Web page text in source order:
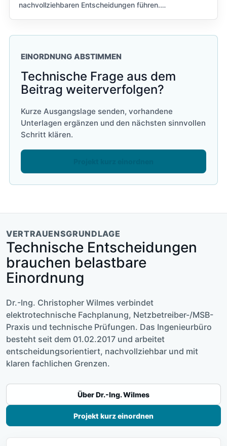
nachvollziehbaren Entscheidungen führen.…
EINORDNUNG ABSTIMMEN
Technische Frage aus dem
Beitrag weiterverfolgen?
Kurze Ausgangslage senden, vorhandene
Unterlagen ergänzen und den nächsten sinnvollen
Schritt klären.
VERTRAUENSGRUNDLAGE
Technische Entscheidungen
brauchen belastbare
Einordnung
Dr.-Ing. Christopher Wilmes verbindet
elektrotechnische Fachplanung, Netzbetreiber-/MSB-
Praxis und technische Prüfungen. Das Ingenieurbüro
besteht seit dem 01.02.2017 und arbeitet
entscheidungsorientiert, nachvollziehbar und mit
klaren fachlichen Grenzen.
Über Dr.-Ing. Wilmes
Projekt kurz einordnen